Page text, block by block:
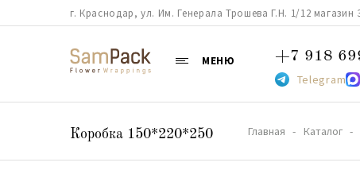
г. Краснодар, ул. Им. Генерала Трошева Г.Н. 1/12 магазин
МЕНЮ +7 918
Telegram
Коробка 150*220*250 Главная Каталог